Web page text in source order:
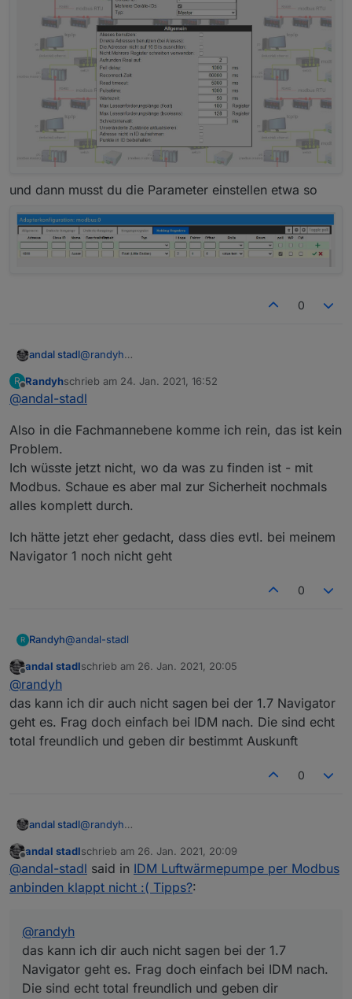
und dann musst du die Parameter einstellen etwa so
0
andal stadl@randyh
modbus tcp freigibst, kannst du auch keinen
Modbus nutzen
Gebäudeleittechnik oder so ähnlich. wie du in die
und dann musst du die Parameter einstellen etwa
R
Offline
Randyhschrieb am 24. Jan. 2021, 16:52
zuletzt editiert von
@andal-stadl
Also in die Fachmannebene komme ich rein, das ist kein
Problem.
Ich wüsste jetzt nicht, wo da was zu finden ist - mit
Modbus. Schaue es aber mal zur Sicherheit nochmals
alles komplett durch.
Ich hätte jetzt eher gedacht, dass dies evtl. bei meinem
Navigator 1 noch nicht geht
0
R Randyh@andal-stadl
Also in die Fachmannebene komme ich rein, das ist
Ich wüsste jetzt nicht, wo da was zu finden ist - mit
Modbus. Schaue es aber mal zur Sicherheit nochmals
alles komplett durch.
Ich hätte jetzt eher gedacht, dass dies evtl. bei meinem
Navigator 1 noch nicht geht
Offline
andal stadlschrieb am 26. Jan. 2021, 20:05
zuletzt editiert von
@randyh
das kann ich dir auch nicht sagen bei der 1.7 Navigator
geht es. Frag doch einfach bei IDM nach. Die sind echt
total freundlich und geben dir bestimmt Auskunft
0
andal stadl@randyh
Navigator geht es. Frag doch einfach bei IDM nach.
Die sind echt total freundlich und geben dir
bestimmt Auskunft
Offline
andal stadlschrieb am 26. Jan. 2021, 20:09
zuletzt editiert von
@andal-stadl said in IDM Luftwärmepumpe per Modbus
anbinden klappt nicht :( Tipps?:
@randyh
das kann ich dir auch nicht sagen bei der 1.7
Navigator geht es. Frag doch einfach bei IDM nach.
Die sind echt total freundlich und geben dir